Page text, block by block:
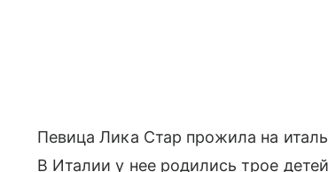
Певица Лика Стар прожила на
В Италии у нее родились трое